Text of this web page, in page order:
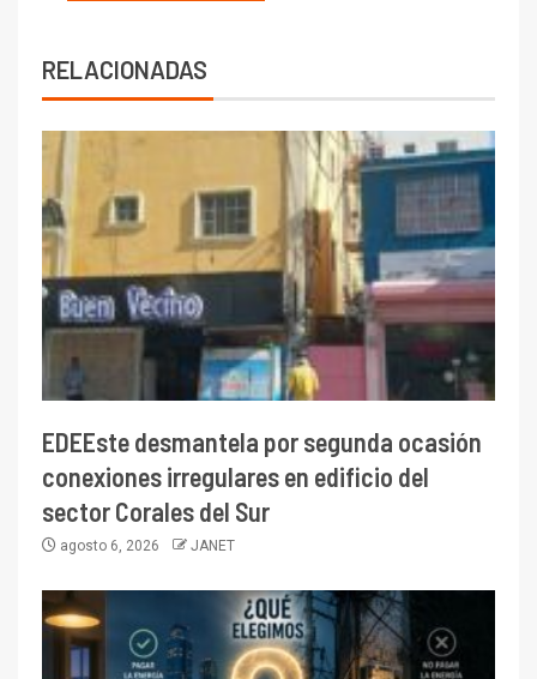
RELACIONADAS
EDEEste desmantela por segunda ocasión
conexiones irregulares en edificio del
sector Corales del Sur
agosto 6, 2026 JANET